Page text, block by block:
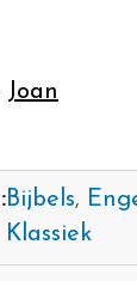
Joan
Bijbels,
Klassiek